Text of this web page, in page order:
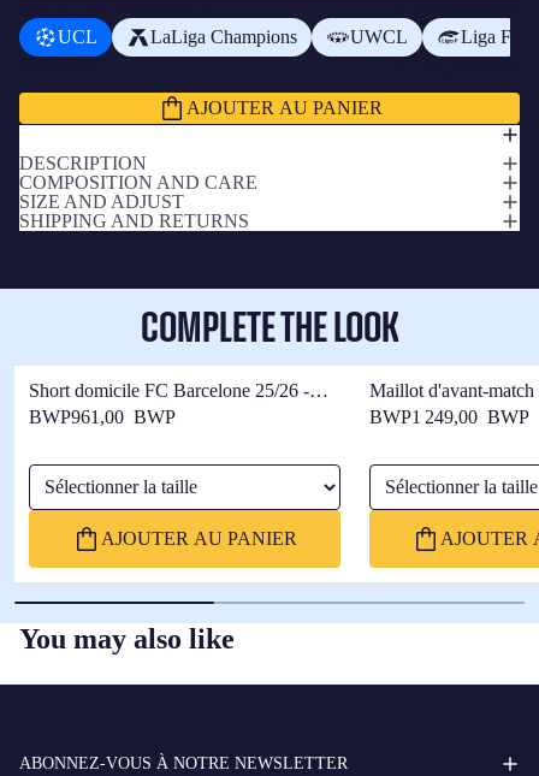
UCL
LaLiga Champions UWCL
Liga F
AJOUTER AU PANIER
DESCRIPTION
COMPOSITION AND CARE
SIZE AND ADJUST
SHIPPING AND RETURNS
COMPLETE THE LOOK
Short domicile FC Barcelone 25/26 -
Femme
BWP961,00 BWP
Sélectionner la taille
AJOUTER AU PANIER
Maillot d'avant-match
25/26 - Femme
BWP1 249,00 BWP
Sélectionner la taille
AJOUTER
You may also like
ABONNEZ-VOUS À NOTRE NEWSLETTER